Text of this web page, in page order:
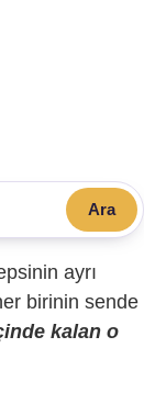
Ara
ayrı
birinin sende
kalan o